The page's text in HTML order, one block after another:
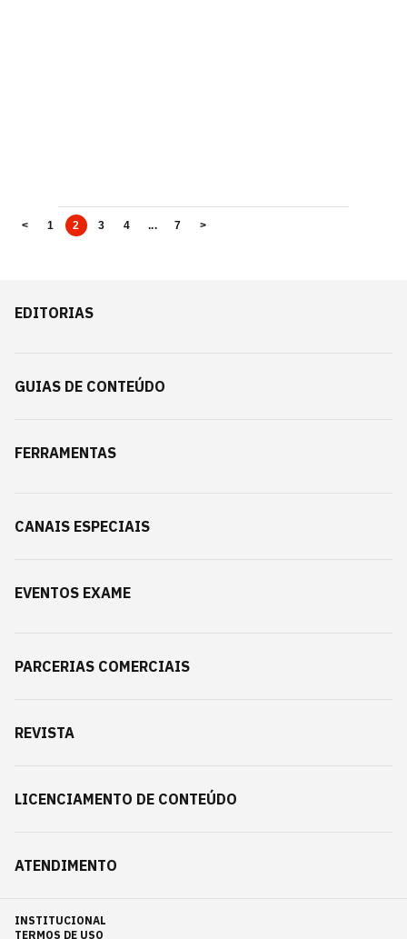
< 1 2 3 4 ... 7 >
EDITORIAS
GUIAS DE CONTEÚDO
FERRAMENTAS
CANAIS ESPECIAIS
EVENTOS EXAME
PARCERIAS COMERCIAIS
REVISTA
LICENCIAMENTO DE CONTEÚDO
ATENDIMENTO
INSTITUCIONAL
TERMOS DE USO